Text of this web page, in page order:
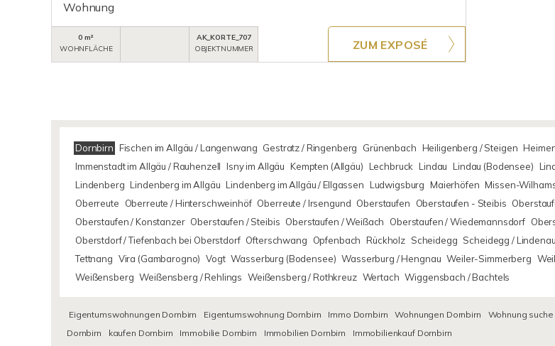
Wohnung
0 m²
WOHNFLÄCHE
AK_KORTE_707
OBJEKTNUMMER
ZUM EXPOSÉ
Dornbirn Fischen im Allgäu / Langenwang Gestratz / Ringenberg Grünenbach Heiligenberg / Steigen
Immenstadt im Allgäu / Rauhenzell Isny im Allgäu Kempten (Allgäu) Lechbruck Lindau Lindau (Bodensee)
Lindenberg Lindenberg im Allgäu Lindenberg im Allgäu / Ellgassen Ludwigsburg Maierhöfen Missen-
Oberreute
Oberreute / Hinterschweinhöf Oberreute / Irsengund Oberstaufen Oberstaufen - Steibis
Oberstaufen / Konstanzer Oberstaufen / Steibis Oberstaufen / Weißach Oberstaufen / Wiedemannsdorf
Oberstdorf / Tiefenbach bei Oberstdorf Ofterschwang Opfenbach Rückholz Scheidegg Scheidegg / Lindenau
Tettnang Vira (Gambarogno) Vogt Wasserburg (Bodensee) Wasserburg / Hengnau Weiler-Simmerberg
Weißensberg Weißensberg / Rehlings Weißensberg / Rothkreuz Wertach Wiggensbach / Bachtels
Eigentumswohnungen Dornbirn Eigentumswohnung Dornbirn Immo Dornbirn Wohnungen Dornbirn Wohnung
Dornbirn
kaufen Dornbirn Immobilie Dornbirn Immobilien Dornbirn Immobilienkauf Dornbirn